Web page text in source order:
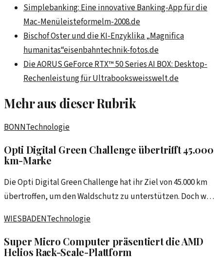
Simplebanking: Eine innovative Banking-App für die
Mac-Menüleisteformelm-2008.de
Bischof Oster und die KI-Enzyklika „Magnifica
humanitas“eisenbahntechnik-fotos.de
Die AORUS GeForce RTX™ 50 Series AI BOX: Desktop-
Rechenleistung für Ultrabooksweisswelt.de
Mehr aus dieser Rubrik
BONNTechnologie
Opti Digital Green Challenge übertrifft 45.000
km-Marke
Die Opti Digital Green Challenge hat ihr Ziel von 45.000 km
übertroffen, um den Waldschutz zu unterstützen. Doch was
WIESBADENTechnologie
Super Micro Computer präsentiert die AMD
Helios Rack-Scale-Plattform